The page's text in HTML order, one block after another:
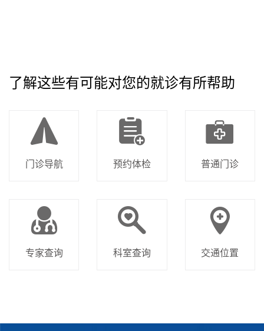
了解这些有可能对您的就诊有所帮助
门诊导航 预约体检 普通门诊
专家查询 科室查询 交通位置